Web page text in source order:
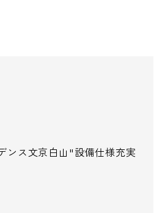
ンス文京白山"設備仕様充実